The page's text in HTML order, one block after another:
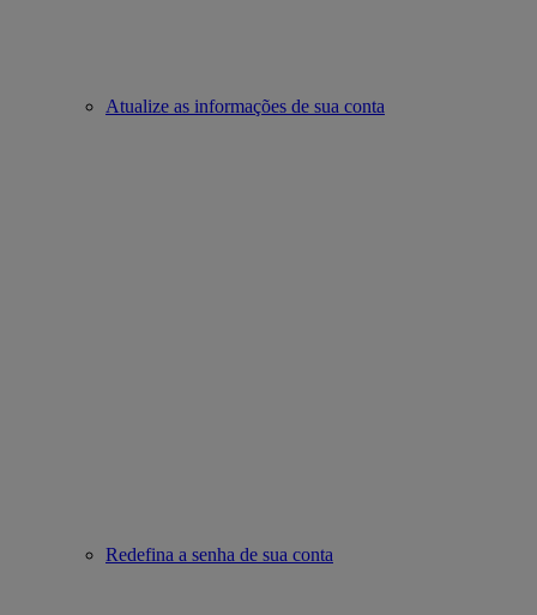
Atualize as informações de sua conta
Redefina a senha de sua conta